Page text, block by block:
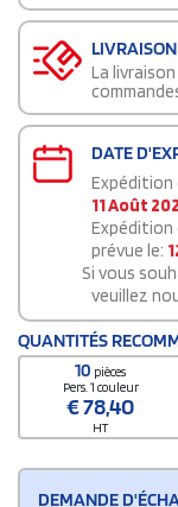
La
DATE
Expédition
11 Août
Expédition
prévue le:
Si vous
veuillez
QUANTITÉS
10 pièces
Pers. 1 couleur
€78,40
HT
DEMANDE